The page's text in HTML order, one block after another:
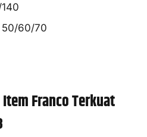
50/60/70
Franco Terkuat